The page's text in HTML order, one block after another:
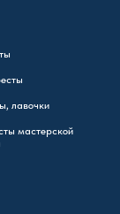
лавочки
мастерской